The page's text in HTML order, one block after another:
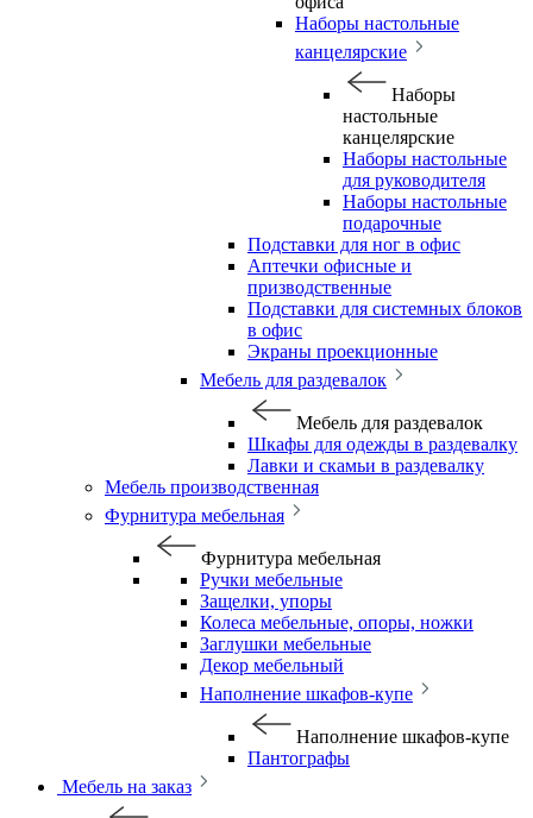
Наборы настольные
канцелярские
Наборы
настольные
канцелярские
Наборы настольные
для руководителя
Наборы настольные
подарочные
Подставки для ног в офис
Аптечки офисные и
призводственные
Подставки для системных блоков
в офис
Экраны проекционные
Мебель для раздевалок
Мебель для раздевалок
Шкафы для одежды в раздевалку
Лавки и скамьи в раздевалку
Мебель производственная
Фурнитура мебельная
Фурнитура мебельная
Ручки мебельные
Защелки, упоры
Колеса мебельные, опоры, ножки
Заглушки мебельные
Декор мебельный
Наполнение шкафов-купе
Наполнение шкафов-купе
Пантографы
Мебель на заказ